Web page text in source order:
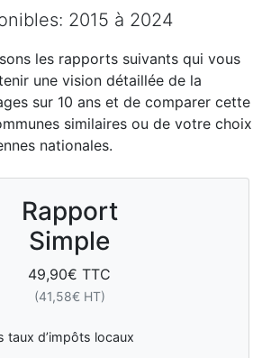
2015 à 2024
les rapports suivants qui vous
une vision détaillée de la
sur 10 ans et de comparer cette
similaires ou de votre choix
nationales.
Rapport
Simple
49,90€ TTC
(41,58€ HT)
taux d’impôts locaux